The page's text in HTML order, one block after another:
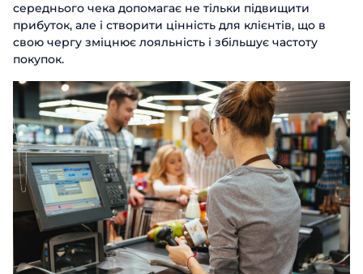
середнього чека допомагає не тільки підвищити
прибуток, але і створити цінність для клієнтів, що в
свою чергу зміцнює лояльність і збільшує частоту
покупок.